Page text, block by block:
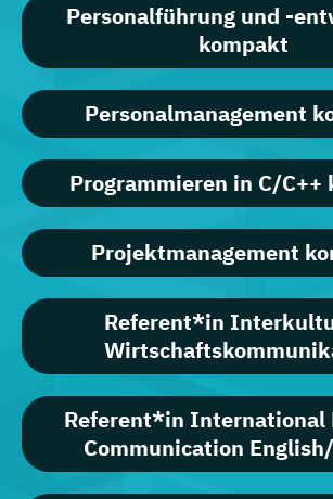
Personalführung und -
kompakt
Personalmanagement
Programmieren in C/C++
Projektmanagement
Referent*in
Referent*in International
Communication